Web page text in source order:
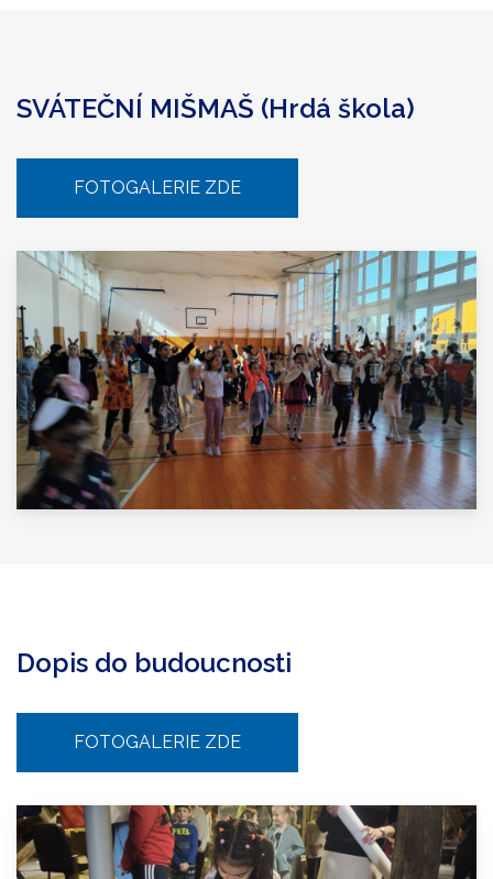
SVÁTEČNÍ MIŠMAŠ (Hrdá škola)
FOTOGALERIE ZDE
Dopis do budoucnosti
FOTOGALERIE ZDE